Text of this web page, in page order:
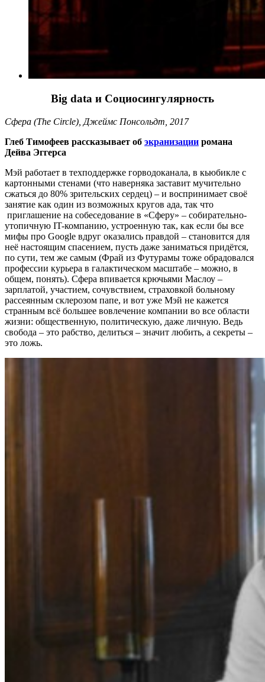
Big data и Социосингулярность
Сфера (The Circle), Джеймс Понсольдт, 2017
Глеб Тимофеев рассказывает об экранизации романа
Дейва Эггерса
Мэй работает в техподдержке горводоканала, в кьюбикле с
картонными стенами (что наверняка заставит мучительно
сжаться до 80% зрительских сердец) – и воспринимает своё
занятие как один из возможных кругов ада, так что
приглашение на собеседование в «Сферу» – собирательно-
утопичную IT-компанию, устроенную так, как если бы все
мифы про Google вдруг оказались правдой – становится для
неё настоящим спасением, пусть даже заниматься придётся,
по сути, тем же самым (Фрай из Футурамы тоже обрадовался
профессии курьера в галактическом масштабе – можно, в
общем, понять). Сфера впивается крючьями Маслоу –
зарплатой, участием, сочувствием, страховкой больному
рассеянным склерозом папе, и вот уже Мэй не кажется
странным всё большее вовлечение компании во все области
жизни: общественную, политическую, даже личную. Ведь
свобода – это рабство, делиться – значит любить, а секреты –
это ложь.